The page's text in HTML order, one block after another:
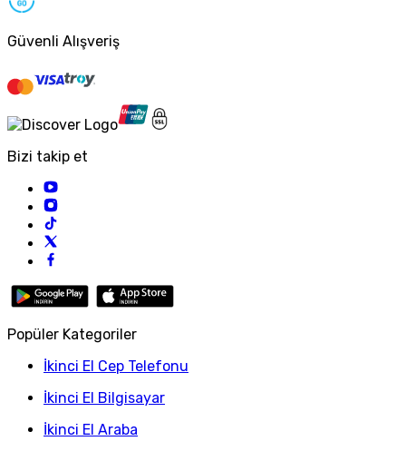
Güvenli Alışveriş
Bizi takip et
Popüler Kategoriler
İkinci El Cep Telefonu
İkinci El Bilgisayar
İkinci El Araba